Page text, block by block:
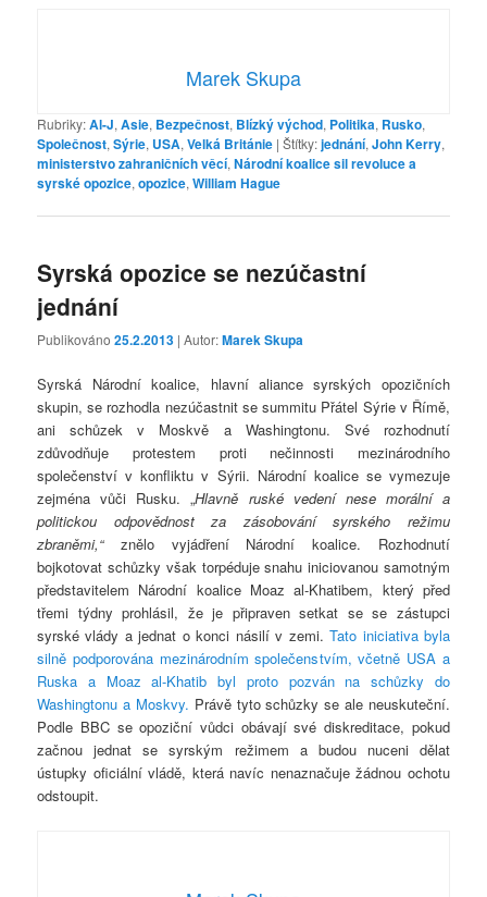
Marek Skupa
Rubriky:Al-J,Asie, Bezpečnost, Blízký východ, Politika, Rusko,
Společnost,Sýrie, USA,Velká Británie |Štítky:jednání,John Kerry,
ministerstvo zahraničních věcí,Národní koalice sil revoluce a
syrské opozice,opozice,William Hague
Syrská opozice se nezúčastní
jednání
Publikováno25.2.2013 | Autor:Marek Skupa
Syrská Národní koalice, hlavní aliance syrských opozičních
skupin, se rozhodla nezúčastnit se summitu Přátel Sýrie v Římě,
ani schůzek v Moskvě a Washingtonu. Své rozhodnutí
zdůvodňuje protestem proti nečinnosti mezinárodního
společenství v konfliktu v Sýrii. Národní koalice se vymezuje
zejména vůči Rusku. „Hlavně ruské vedení nese morální a
politickou odpovědnost za zásobování syrského režimu
zbraněmi,“znělo vyjádření Národní koalice. Rozhodnutí
bojkotovat schůzky však torpéduje snahu iniciovanou samotným
představitelem Národní koalice Moaz al-Khatibem, který před
třemi týdny prohlásil, že je připraven setkat se se zástupci
syrské vlády a jednat o konci násilí v zemi.Tato iniciativa byla
silně podporována mezinárodním společenstvím, včetně USA a
Ruska a Moaz al-Khatib byl proto pozván na schůzky do
Washingtonu a Moskvy. Právě tyto schůzky se ale neuskuteční.
Podle BBC se opoziční vůdci obávají své diskreditace, pokud
začnou jednat se syrským režimem a budou nuceni dělat
ústupky oficiální vládě, která navíc nenaznačuje žádnou ochotu
odstoupit.